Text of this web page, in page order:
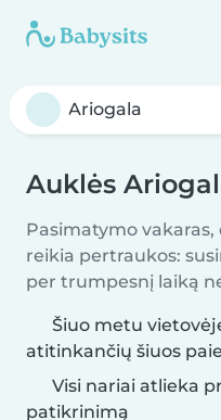
Auklės
Pasimatymo
reikia pertraukos:
per trumpesnį laiką
Šiuo metu
atitinkančių šiuos
Visi nariai atlieka
patikrinimą